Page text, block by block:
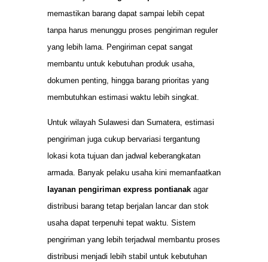
memastikan barang dapat sampai lebih cepat
tanpa harus menunggu proses pengiriman reguler
yang lebih lama. Pengiriman cepat sangat
membantu untuk kebutuhan produk usaha,
dokumen penting, hingga barang prioritas yang
membutuhkan estimasi waktu lebih singkat.
Untuk wilayah Sulawesi dan Sumatera, estimasi
pengiriman juga cukup bervariasi tergantung
lokasi kota tujuan dan jadwal keberangkatan
armada. Banyak pelaku usaha kini memanfaatkan
layanan pengiriman express pontianak agar
distribusi barang tetap berjalan lancar dan stok
usaha dapat terpenuhi tepat waktu. Sistem
pengiriman yang lebih terjadwal membantu proses
distribusi menjadi lebih stabil untuk kebutuhan